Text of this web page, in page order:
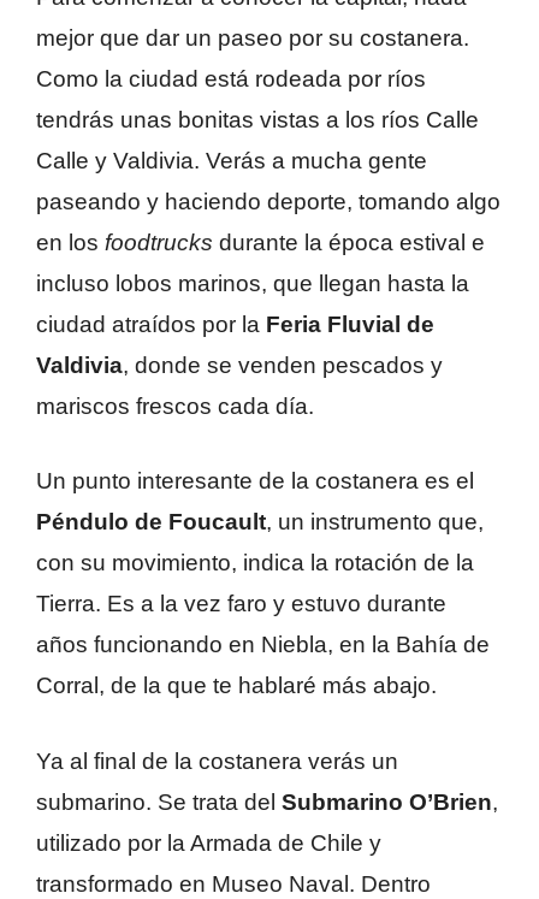
mejor que dar un paseo por su costanera.
Como la ciudad está rodeada por ríos
tendrás unas bonitas vistas a los ríos Calle
Calle y Valdivia. Verás a mucha gente
paseando y haciendo deporte, tomando algo
en los foodtrucks durante la época estival e
incluso lobos marinos, que llegan hasta la
ciudad atraídos por la Feria Fluvial de
Valdivia, donde se venden pescados y
mariscos frescos cada día.
Un punto interesante de la costanera es el
Péndulo de Foucault, un instrumento que,
con su movimiento, indica la rotación de la
Tierra. Es a la vez faro y estuvo durante
años funcionando en Niebla, en la Bahía de
Corral, de la que te hablaré más abajo.
Ya al final de la costanera verás un
submarino. Se trata del Submarino O’Brien,
utilizado por la Armada de Chile y
transformado en Museo Naval. Dentro